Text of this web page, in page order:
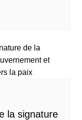
la signature